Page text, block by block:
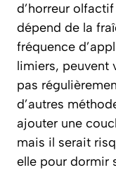
d’horreur
dépend de la
fréquence
limiers, peuvent
pas
d’autres
ajouter une
mais il serait
elle pour dormir